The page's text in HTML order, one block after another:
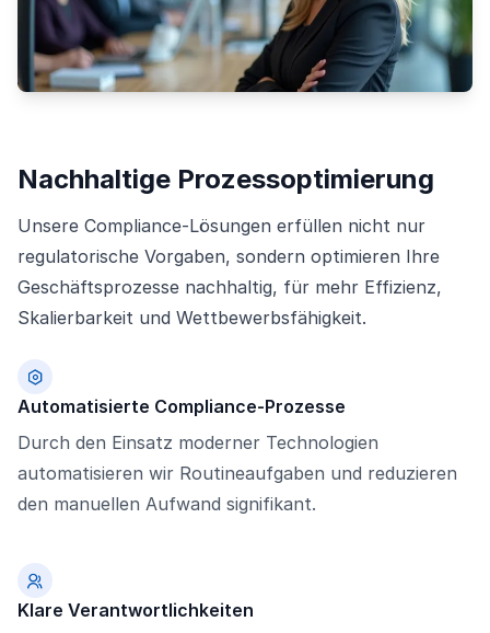
Nachhaltige Prozessoptimierung
Unsere Compliance-Lösungen erfüllen nicht nur
regulatorische Vorgaben, sondern optimieren Ihre
Geschäftsprozesse nachhaltig, für mehr Effizienz,
Skalierbarkeit und Wettbewerbsfähigkeit.
Automatisierte Compliance-Prozesse
Durch den Einsatz moderner Technologien
automatisieren wir Routineaufgaben und reduzieren
den manuellen Aufwand signifikant.
Klare Verantwortlichkeiten